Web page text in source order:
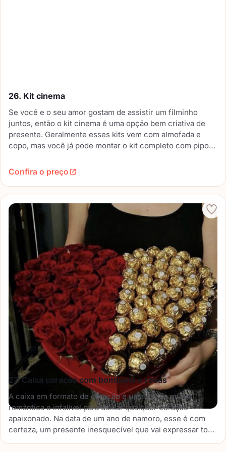
26. Kit cinema
Se você e o seu amor gostam de assistir um filminho
juntos, então o kit cinema é uma opção bem criativa de
presente. Geralmente esses kits vem com almofada e
copo, mas você já pode montar o kit completo com pipoca
especial de cinema abraçadinhos.
Confira o preço
27. Caixa coração com bombons e rosas
A caixa em formato de coração é uma opção muito
romântica e infalível para deixar qualquer coração
apaixonado. Na data de um ano de namoro, esse é com
certeza, um presente inesquecível que vai expressar todo